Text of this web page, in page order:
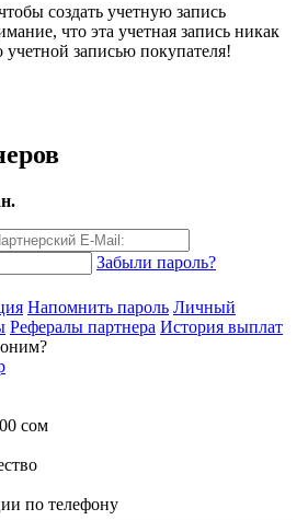
создать учетную запись
что эта учетная запись никак
учетной записью покупателя!
Забыли пароль?
Напомнить пароль Личный
Рефералы партнера История выплат
сом
по телефону